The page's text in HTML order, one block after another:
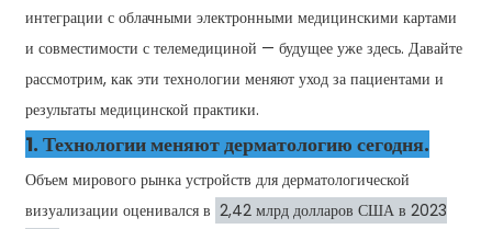
интеграции с облачными электронными медицинскими картами
и совместимости с телемедициной — будущее уже здесь. Давайте
рассмотрим, как эти технологии меняют уход за пациентами и
результаты медицинской практики.
1. Технологии меняют дерматологию сегодня.
Объем мирового рынка устройств для дерматологической
визуализации оценивался в 2,42 млрд долларов США в 2023